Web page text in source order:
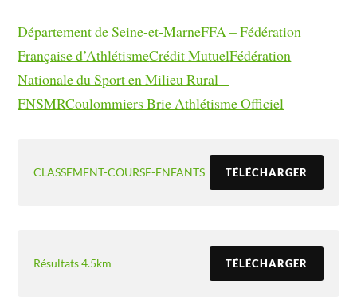
Département de Seine-et-MarneFFA – Fédération
Française d’AthlétismeCrédit MutuelFédération
Nationale du Sport en Milieu Rural –
FNSMRCoulommiers Brie Athlétisme Officiel
CLASSEMENT-COURSE-ENFANTS TÉLÉCHARGER
Résultats 4.5km TÉLÉCHARGER